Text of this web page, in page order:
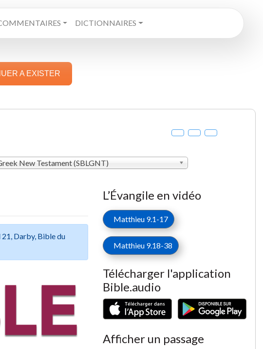
DICTIONNAIRES
A EXISTER
New Testament (SBLGNT)
21, Darby, Bible du
L’Évangile en vidéo
Matthieu 9.1-17
Matthieu 9.18-38
Télécharger l'application
Bible.audio
Afficher un passage